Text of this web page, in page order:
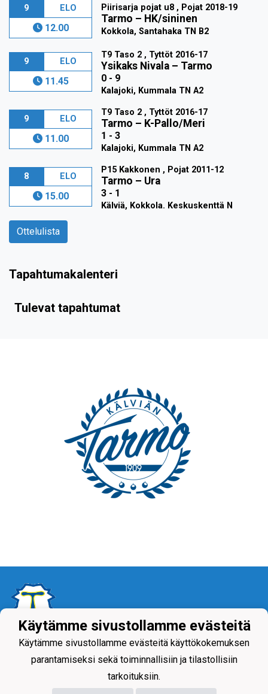
9 ELO
12.00
Piirisarja pojat u8 , Pojat 2018-19
Tarmo – HK/sininen
Kokkola, Santahaka TN B2
9 ELO
11.45
T9 Taso 2 , Tyttöt 2016-17
Ysikaks Nivala – Tarmo
0 - 9
Kalajoki, Kummala TN A2
9 ELO
11.00
T9 Taso 2 , Tyttöt 2016-17
Tarmo – K-Pallo/Meri
1 - 3
Kalajoki, Kummala TN A2
8 ELO
15.00
P15 Kakkonen , Pojat 2011-12
Tarmo – Ura
3 - 1
Kälviä, Kokkola. Keskuskenttä N
Ottelulista
Tapahtumakalenteri
Tulevat tapahtumat
Tietosuojaseloste
Käytämme sivustollamme evästeitä
Käytämme sivustollamme evästeitä käyttökokemuksen
parantamiseksi sekä toiminnallisiin ja tilastollisiin
tarkoituksiin.